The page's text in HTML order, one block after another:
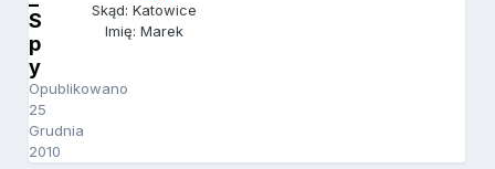
S
p
y
Opublikowano
25
Grudnia
2010
Skąd: Katowice
Imię: Marek